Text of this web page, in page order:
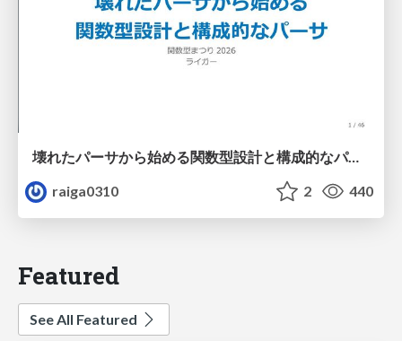
壊れたパーサから始める関数型設計と構成的なパーサ #fp_matsuri
raiga0310
2 440
Featured
See All Featured